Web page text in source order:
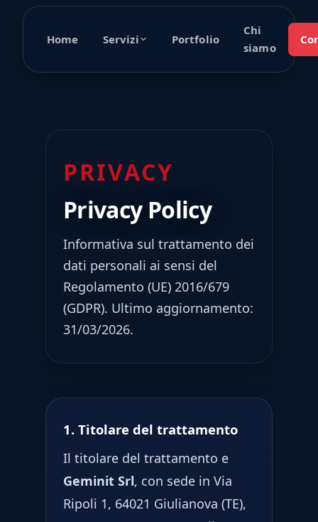
Home Servizi Portfolio
Chi
siamo
PRIVACY
Privacy Policy
Informativa sul trattamento dei
dati personali ai sensi del
Regolamento (UE) 2016/679
(GDPR). Ultimo aggiornamento:
31/03/2026.
1. Titolare del trattamento
Il titolare del trattamento e
Geminit Srl, con sede in Via
Ripoli 1, 64021 Giulianova (TE),